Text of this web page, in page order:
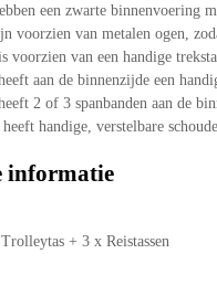
een zwarte binnenvoering
voorzien van metalen ogen,
voorzien van een handige
aan de binnenzijde een
2 of 3 spanbanden aan de
handige, verstelbare
informatie
+ 3 x Reistassen